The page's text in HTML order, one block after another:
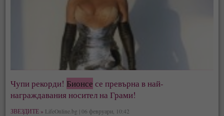
Чупи рекорди! Бионсе се превърна в най-
награждавания носител на Грами!
ЗВЕЗДИТЕ » LifeOnline.bg | 06 февруари, 10:42